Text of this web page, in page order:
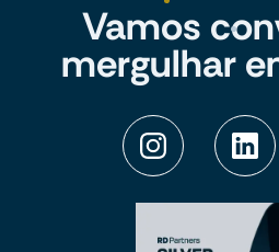
Vamos
mergulhar